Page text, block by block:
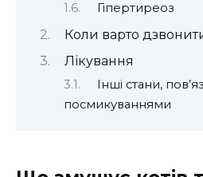
Гіпертиреоз
Коли варто
Лікування
Інші стани,
посмикуваннями